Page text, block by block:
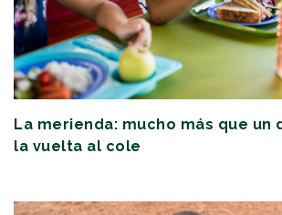
La merienda: mucho más que un
la vuelta al cole